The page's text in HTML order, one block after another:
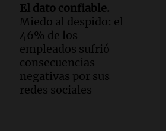
El dato confiable.
Miedo al despido: el
46% de los
empleados sufrió
consecuencias
negativas por sus
redes sociales